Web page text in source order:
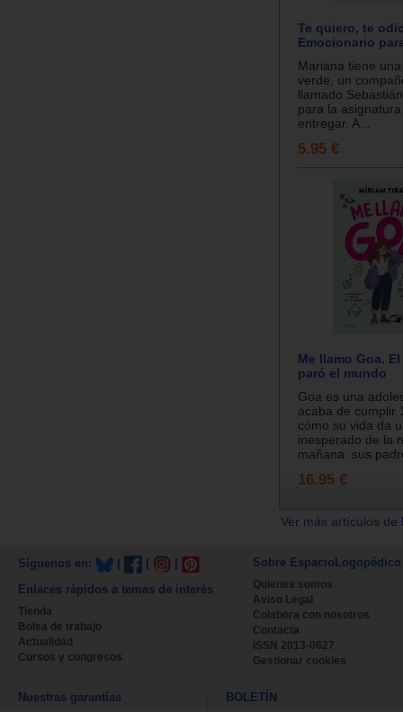
Te quiero, te
Emocionario
Mariana tiene
verde, un
llamado
para la
entregar. A...
5.95 €
Me llamo Goa.
paró el mundo
Goa es una
acaba de cumplir
cómo su vida da
inesperado de la
mañana: sus
16.95 €
Ver más artículos
Síguenos en:
Enlaces rápidos a temas de interés
Tienda
Bolsa de trabajo
Actualidad
Cursos y congresos
Sobre EspacioLogopédico
Quienes somos
Aviso Legal
Colabora con nosotros
Contacta
ISSN 2013-0627
Gestionar cookies
Nuestras garantías BOLETÍN